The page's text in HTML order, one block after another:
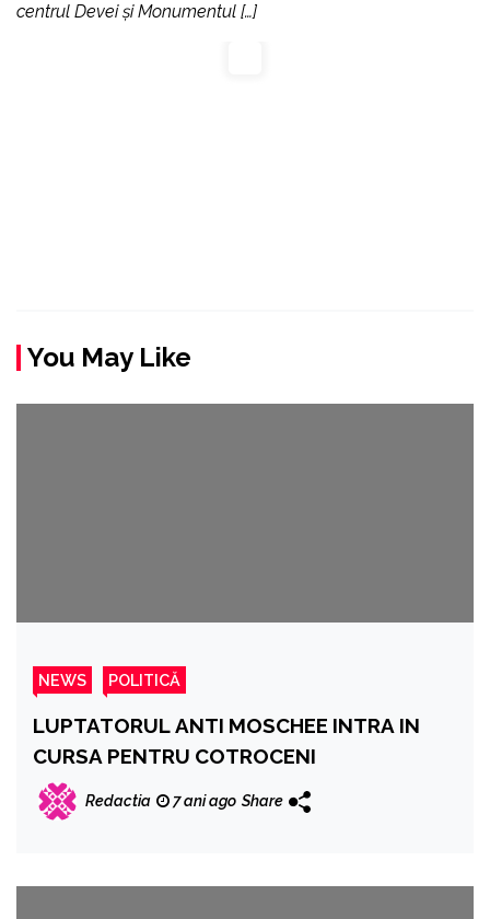
centrul Devei și Monumentul […]
You May Like
NEWS POLITICĂ
LUPTATORUL ANTI MOSCHEE INTRA IN
CURSA PENTRU COTROCENI
Redactia 7 ani ago Share